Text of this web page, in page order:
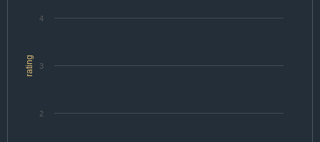
rating
2
3
4